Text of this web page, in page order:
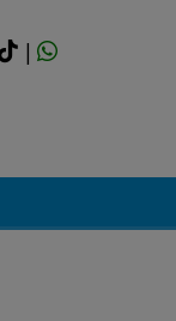
|